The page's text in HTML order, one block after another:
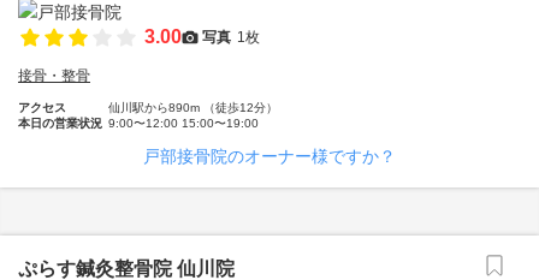
3.00 写真 1枚
接骨・整骨
アクセス
仙川駅から890m （徒歩12分）
本日の営業状況 9:00〜12:00 15:00〜19:00
戸部接骨院のオーナー様ですか？
ぷらす鍼灸整骨院 仙川院